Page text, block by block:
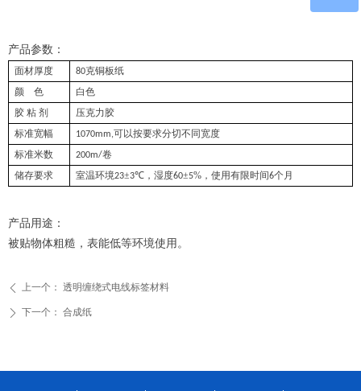
产品参数：
面材厚度 80克铜板纸
颜
色
白色
胶 粘 剂
压克力胶
标准宽幅
1070mm,可以按要求分切不同宽度
标准米数
200m/卷
储存要求
室温环境23±3℃ ，湿度60±5% ，使用有限时间6个月
产品用途：
被贴物体粗糙，表能低等环境使用。
ꄴ 上一个： 透明缠绕式电线标签材料
ꄲ 下一个： 合成纸